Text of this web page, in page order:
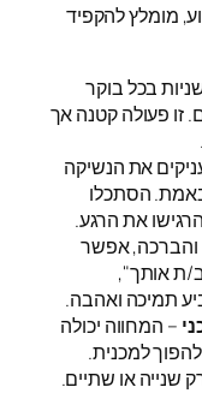
מומלץ להקפיד
בכל בוקר
זו פעולה קטנה אך
את הנשיקה
הסתכלו
הרגישו את הרגע.
והברכה, אפשר
ת אותך",
תמיכה ואהבה.
– המחווה יכולה
למכנית.
שנייה או שתיים.